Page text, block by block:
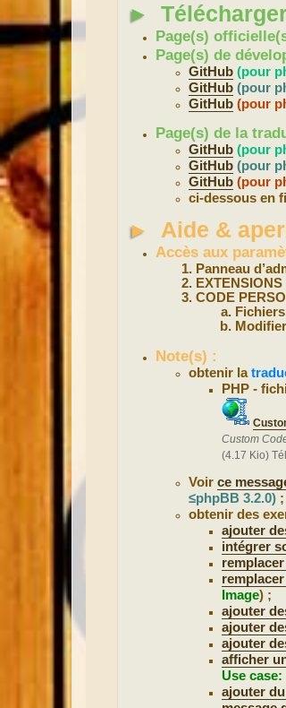
►
Page(s)
Page(s) de
GitHub (pour
GitHub (pour
GitHub (pour
Page(s) de la
GitHub (pour
GitHub (pour
GitHub (pour
ci-dessous en
► Aide &
Accès aux
Panneau
EXTENSIONS
CODE
Note(s) :
obtenir la
PHP -
Custom
(4.17 Kio)
Voirce
≤phpBB 3.2.0) ;
obtenir des
ajouter
intégrer
Image) ;
ajouter
ajouter
ajouter
afficher
Use
ajouter